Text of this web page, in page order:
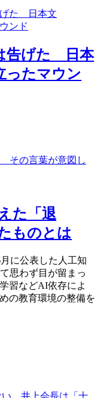
告げた 日本
ったマウン
その言葉が意図し
た「退
ものとは
に公表した人工知
思わず目が留まっ
習などAI依存によ
の教育環境の整備を
い 井上会長は「十